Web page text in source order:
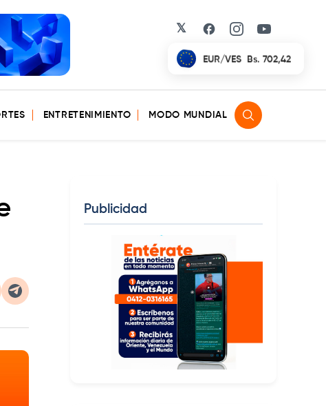
𝕏 Facebook
Instagram
YouTube
EUR/VES Bs. 702,42
ENTRETENIMIENTO MODO MUNDIAL
Publicidad